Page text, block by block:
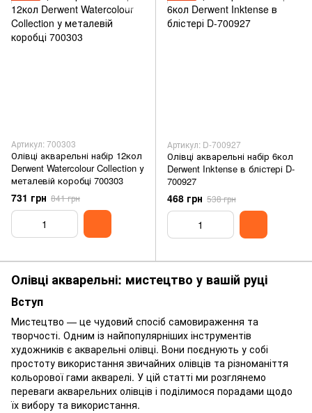
Артикул: 700303
Олівці акварельні набір 12кол
Derwent Watercolour Collection у
металевій коробці 700303
731 грн 841 грн
Артикул: D-700927
Олівці акварельні набір 6кол
Derwent Inktense в блістері D-
700927
468 грн 538 грн
Олівці акварельні: мистецтво у вашій руці
Вступ
Мистецтво — це чудовий спосіб самовираження та
творчості. Одним із найпопулярніших інструментів
художників є акварельні олівці. Вони поєднують у собі
простоту використання звичайних олівців та різноманіття
кольорової гами акварелі. У цій статті ми розглянемо
переваги акварельних олівців і поділимося порадами щодо
їх вибору та використання.